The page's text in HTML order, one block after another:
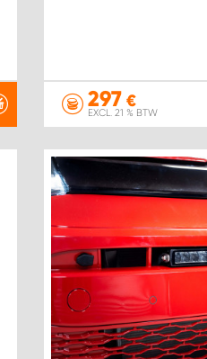
297 €
EXCL. 21 % BTW